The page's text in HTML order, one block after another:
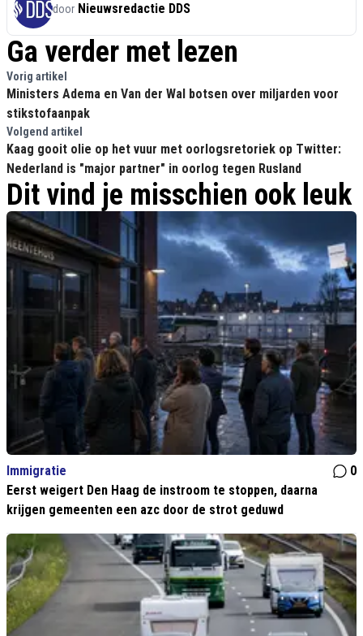
door Nieuwsredactie DDS
Ga verder met lezen
Vorig artikel
Ministers Adema en Van der Wal botsen over miljarden voor
stikstofaanpak
Volgend artikel
Kaag gooit olie op het vuur met oorlogsretoriek op Twitter:
Nederland is "major partner" in oorlog tegen Rusland
Dit vind je misschien ook leuk
Immigratie
0
Eerst weigert Den Haag de instroom te stoppen, daarna
krijgen gemeenten een azc door de strot geduwd